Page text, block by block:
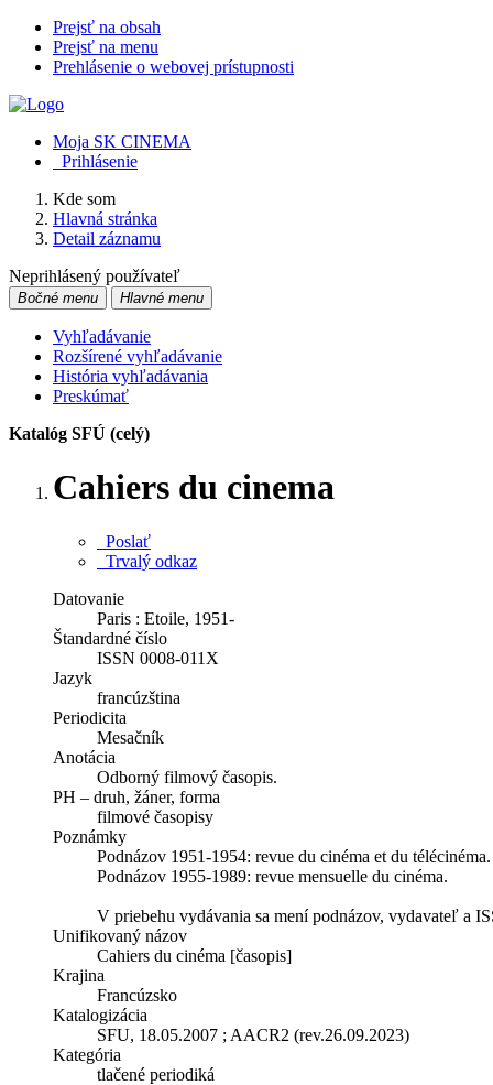
Prejsť na obsah
Prejsť na menu
Prehlásenie o webovej prístupnosti
Moja SK CINEMA
Prihlásenie
Kde som
Hlavná stránka
Detail záznamu
Neprihlásený používateľ
Bočné menu Hlavné menu
Vyhľadávanie
Rozšírené vyhľadávanie
História vyhľadávania
Preskúmať
Katalóg SFÚ (celý)
Cahiers du cinema
Poslať
Trvalý odkaz
Datovanie
Paris : Etoile, 1951-
Štandardné číslo
ISSN 0008-011X
Jazyk
francúzština
Periodicita
Mesačník
Anotácia
Odborný filmový časopis.
PH – druh, žáner, forma
filmové časopisy
Poznámky
Podnázov 1951-1954: revue du cinéma et du télécinéma.
Podnázov 1955-1989: revue mensuelle du cinéma.
V priebehu vydávania sa mení podnázov, vydavateľ a
Unifikovaný názov
Cahiers du cinéma [časopis]
Krajina
Francúzsko
Katalogizácia
SFU, 18.05.2007 ; AACR2 (rev.26.09.2023)
Kategória
tlačené periodiká